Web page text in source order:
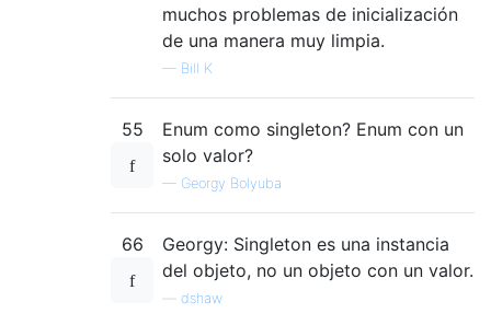
muchos problemas de inicialización
de una manera muy limpia.
— Bill K
55
Enum como singleton? Enum con un
solo valor?
— Georgy Bolyuba
66
Georgy: Singleton es una instancia
del objeto, no un objeto con un valor.
dshaw